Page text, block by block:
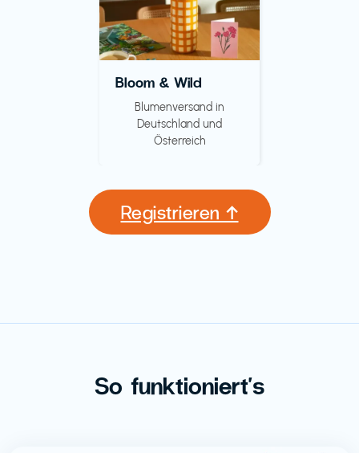
Bloom & Wild
Blumenversand in
Deutschland und
Österreich
Registrieren ↑
So funktioniert's